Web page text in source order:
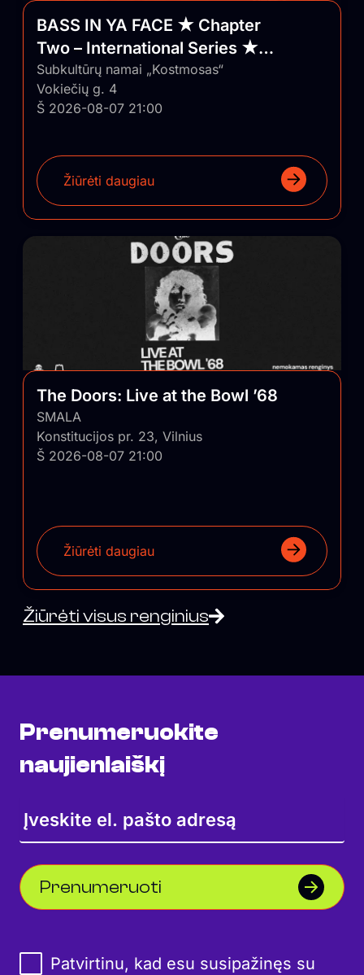
BASS IN YA FACE ★ Chapter
Two – International Series ★
Vilnius/Lithuania
Subkultūrų namai „Kostmosas“
Vokiečių g. 4
Š 2026-08-07 21:00
Žiūrėti daugiau
The Doors: Live at the Bowl ’68
SMALA
Konstitucijos pr. 23, Vilnius
Š 2026-08-07 21:00
Žiūrėti daugiau
Žiūrėti visus renginius
Prenumeruokite
naujienlaiškį
Prenumeruoti
Patvirtinu, kad esu susipažinęs su